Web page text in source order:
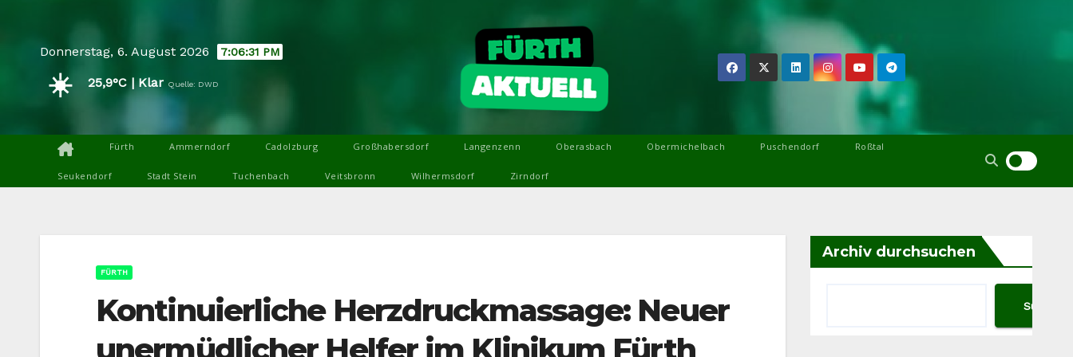
contentDonnerstag, 6. August 2026 7:06:33 PM
☀️ 25,9°C | Klar Quelle: DWD
Fürth Ammerndorf Cadolzburg Großhabersdorf Langenzenn Oberasbach Obermichelbach Puschendorf Roßtal
Seukendorf Stadt Stein Tuchenbach Veitsbronn Wilhermsdorf Zirndorf
FÜRTH
Kontinuierliche Herzdruckmassage: Neuer
Archiv durchsuchen
Suchen